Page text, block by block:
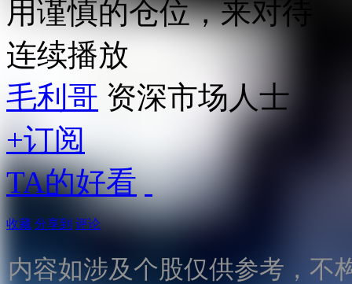
用谨慎的仓位，来对待
连续播放
毛利哥 资深市场人士
+订阅
TA的好看
收藏 分享到 评论
内容如涉及个股仅供参考，不